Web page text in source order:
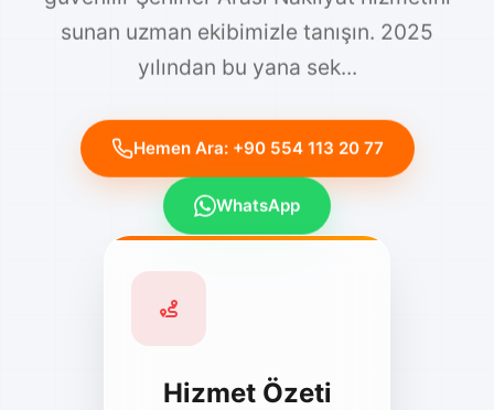
sunan uzman ekibimizle tanışın. 2025
yılından bu yana sek...
Hizmet Özeti